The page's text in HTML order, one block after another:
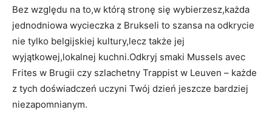
Bez względu na to,w którą stronę się wybierzesz,każda
jednodniowa wycieczka z Brukseli to szansa na⁢ odkrycie
nie tylko belgijskiej kultury,lecz także jej
wyjątkowej,lokalnej kuchni.Odkryj⁣ smaki Mussels avec
Frites⁣ w Brugii‌ czy szlachetny Trappist w Leuven –‍ każde
z tych doświadczeń uczyni⁤ Twój dzień jeszcze bardziej⁤
niezapomnianym.